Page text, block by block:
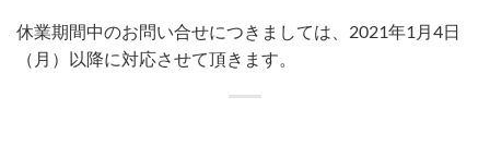
休業期間中のお問い合せにつきましては、2021年1月4日
（月）以降に対応させて頂きます。 ​